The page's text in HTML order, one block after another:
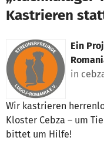
Kastrieren
Ein
in
Wir kastrieren
Kloster Cebza – um
bittet um Hilfe!